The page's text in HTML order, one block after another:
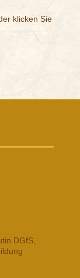
klicken Sie
DGfS,